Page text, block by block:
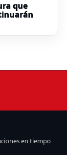
que
en tiempo